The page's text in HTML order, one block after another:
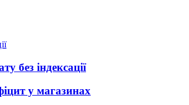
без індексації
у магазинах